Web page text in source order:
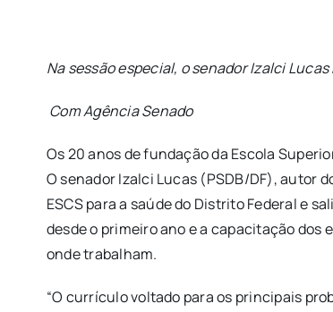
Na sessão especial, o senador Izalci
Com Agência Senado
Os 20 anos de fundação da Escola
O senador Izalci Lucas (PSDB/DF), autor
ESCS para a saúde do Distrito Federal e
desde o primeiro ano e a capacitação
onde trabalham.
“O currículo voltado para os principais